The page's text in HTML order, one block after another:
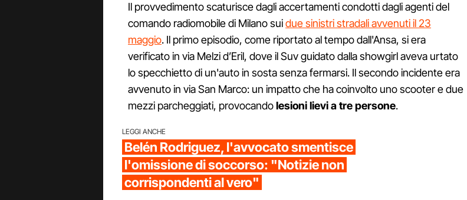
Il provvedimento scaturisce dagli accertamenti condotti dagli agenti del
comando radiomobile di Milano suidue sinistri stradali avvenuti il 23
maggio. Il primo episodio, come riportato al tempo dall'Ansa, si era
verificato in via Melzi d’Eril, dove il Suv guidato dalla showgirl aveva urtato
lo specchietto di un'auto in sosta senza fermarsi. Il secondo incidente era
avvenuto in via San Marco: un impatto che ha coinvolto uno scooter e due
mezzi parcheggiati, provocandolesioni lievi a tre persone.
LEGGI ANCHE
Belén Rodriguez, l'avvocato smentisce
l'omissione di soccorso: "Notizie non
corrispondenti al vero"